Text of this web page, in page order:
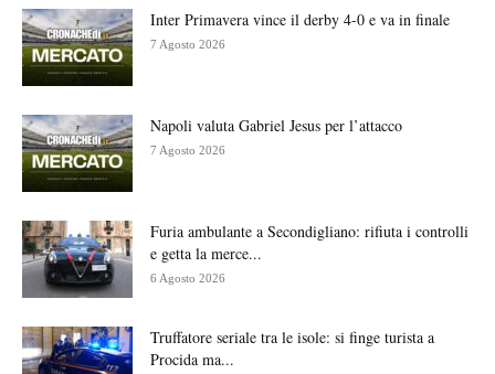
Inter Primavera vince il derby 4-0 e va in finale
7 Agosto 2026
Napoli valuta Gabriel Jesus per l’attacco
7 Agosto 2026
Furia ambulante a Secondigliano: rifiuta i controlli
e getta la merce...
6 Agosto 2026
Truffatore seriale tra le isole: si finge turista a
Procida ma...